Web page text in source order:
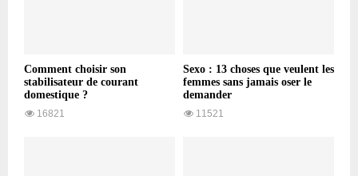
Comment choisir son
stabilisateur de courant
domestique ?
16821
Sexo : 13 choses que veulent les
femmes sans jamais oser le
demander
11521